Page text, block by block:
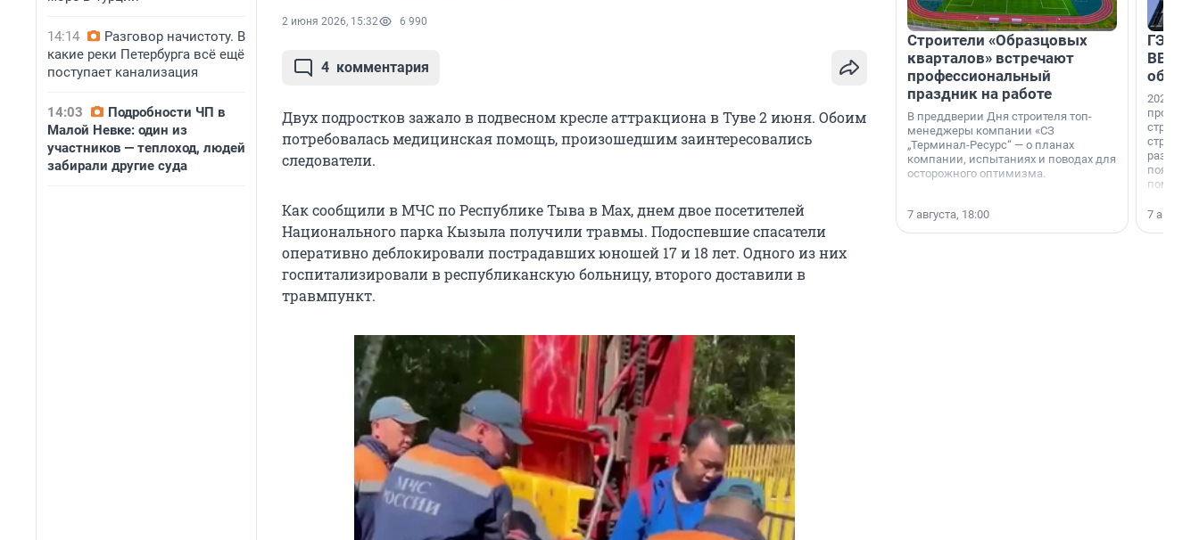
14:14
Разговор начистоту. В
какие реки Петербурга всё ещё
поступает канализация
14:03
Подробности ЧП в
Малой Невке: один из
участников — теплоход, людей
забирали другие суда
2 июня 2026, 15:32 6 990
4 комментария
Двух подростков зажало в подвесном кресле аттракциона в Туве2 июня. Обоим
потребовалась медицинская помощь, произошедшим заинтересовались
следователи.
Как сообщили в МЧС по Республике Тыва в Max, днем двое посетителей
Национального парка Кызыла получили травмы. Подоспевшие спасатели
оперативно деблокировали пострадавших юношей 17 и 18 лет. Одного из них
госпитализировали в республиканскую больницу, второго доставили в
травмпункт.
Строители «Образцовых
кварталов» встречают
профессиональный
праздник на работе
В преддверии Дня строителя топ-
менеджеры компании «СЗ
„Терминал-Ресурс“ — о планах
компании, испытаниях и поводах для
осторожного оптимизма.
7 августа, 18:00
ГЭС,
ВВП: в
об
2026-й —
раз. В
7